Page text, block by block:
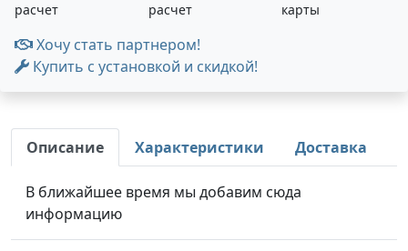
расчет
расчет
карты
Хочу стать партнером!
Купить с установкой и скидкой!
Описание Характеристики Доставка
В ближайшее время мы добавим сюда
информацию